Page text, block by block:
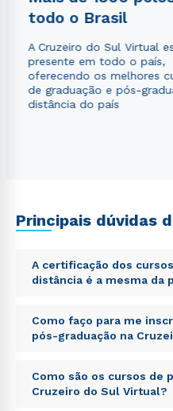
todo o Brasil
A Cruzeiro do Sul Virtual
presente em todo o país,
oferecendo os melhores
de graduação e pós-
distância do país
Principais dúvidas
A certificação dos
distância é a mesma da
Sed ut perspiciatis unde
voluptatem accusantium
totam rem aperiam,
explicabo. Nemo enim
voluptas sit aspernatur
Como faço para me
pós-graduação na
Sed ut perspiciatis unde
voluptatem accusantium
Como são os cursos de
Cruzeiro do Sul Virtual?